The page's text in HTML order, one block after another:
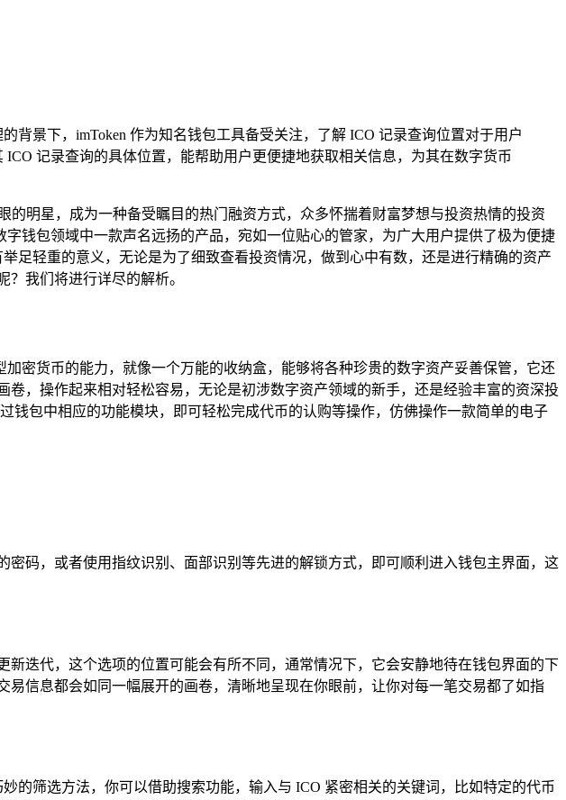
背景下，imToken 作为知名钱包工具备受关注，了解 ICO 记录查询位置对于用户
记录查询的具体位置，能帮助用户更便捷地获取相关信息，为其在数字货币
明星，成为一种备受瞩目的热门融资方式，众多怀揣着财富梦想与投资热情的投资
字钱包领域中一款声名远扬的产品，宛如一位贴心的管家，为广大用户提供了极为便捷
足轻重的意义，无论是为了细致查看投资情况，做到心中有数，还是进行精确的资产
我们将进行详尽的解析。
密货币的能力，就像一个万能的收纳盒，能够将各种珍贵的数字资产妥善保管，它还
，操作起来相对轻松容易，无论是初涉数字资产领域的新手，还是经验丰富的资深投
钱包中相应的功能模块，即可轻松完成代币的认购等操作，仿佛操作一款简单的电子
码，或者使用指纹识别、面部识别等先进的解锁方式，即可顺利进入钱包主界面，这
新迭代，这个选项的位置可能会有所不同，通常情况下，它会安静地待在钱包界面的下
信息都会如同一幅展开的画卷，清晰地呈现在你眼前，让你对每一笔交易都了如指
的筛选方法，你可以借助搜索功能，输入与 ICO 紧密相关的关键词，比如特定的代币